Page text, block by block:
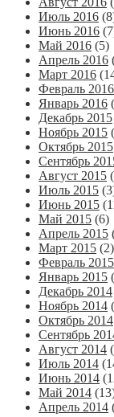
Июль 2016
Июнь 2016
Май 2016 (5)
Апрель 2016
Март 2016
Февраль 2016
Январь 2016
Декабрь 2015
Ноябрь 2015
Октябрь 2015
Сентябрь
Август 2015
Июль 2015
Июнь 2015
Май 2015 (6)
Апрель 2015
Март 2015 (2)
Февраль 2015
Январь 2015
Декабрь 2014
Ноябрь 2014
Октябрь 2014
Сентябрь
Август 2014
Июль 2014
Июнь 2014
Май 2014
Апрель 2014